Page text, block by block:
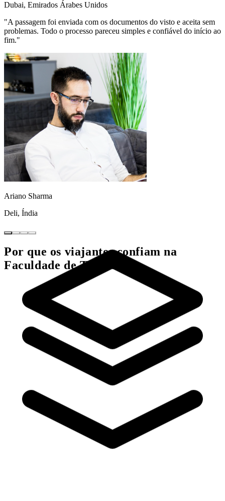
Dubai, Emirados Árabes Unidos
"A passagem foi enviada com os documentos do visto e aceita sem
problemas. Todo o processo pareceu simples e confiável do início ao
fim."
Ariano Sharma
Deli, Índia
Por que os viajantes confiam na
Faculdade de Turismo